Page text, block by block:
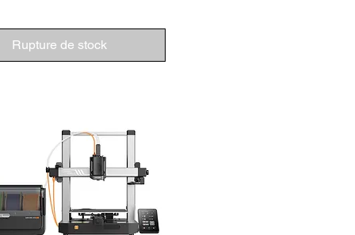
Rupture de stock